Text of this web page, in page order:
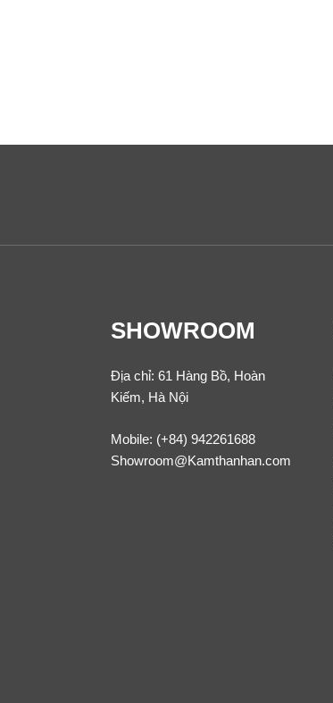
SHOWROOM
Địa chỉ: 61 Hàng Bồ, Hoàn
Kiếm, Hà Nội
Mobile: (+84) 942261688
Showroom@Kamthanhan.com